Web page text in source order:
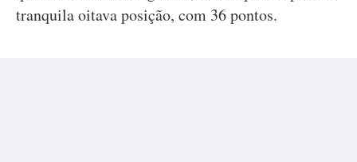
tranquila oitava posição, com 36 pontos.